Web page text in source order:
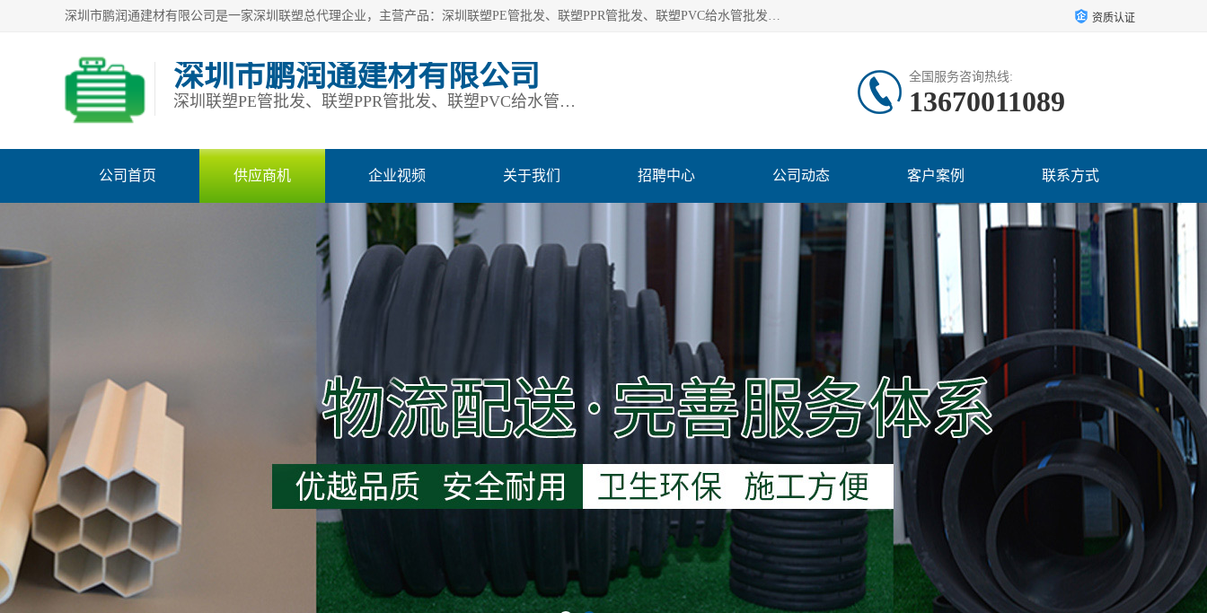
深圳市鹏润通建材有限公司是一家深圳联塑总代理企业，主营产品：深圳联塑PE管批发、联塑PPR管批发、联塑PVC给水管批发、联塑PVC排水管批发、联塑管道批发等。凭借服务以及多年的勤奋拼搏，发展成为一家销售各种管材管件，绝缘电工套管及配件等系列产品的贸易公司。公司秉承“顾客至上，锐意进取”的经营理念，坚持“客户至上”原则为广大客户提供的服务。欢迎惠顾！ 资质认证
深圳市鹏润通建材有限公司
深圳联塑PE管批发、联塑PPR管批发、联塑PVC给水管批发、联塑PVC排水管批发、联塑管道批发等
全国服务咨询热线:
13670011089
公司首页 供应商机 企业视频 关于我们 招聘中心 公司动态 客户案例 联系方式